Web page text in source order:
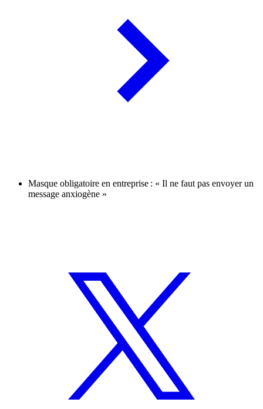
Masque obligatoire en entreprise : « Il ne faut pas envoyer un
message anxiogène »